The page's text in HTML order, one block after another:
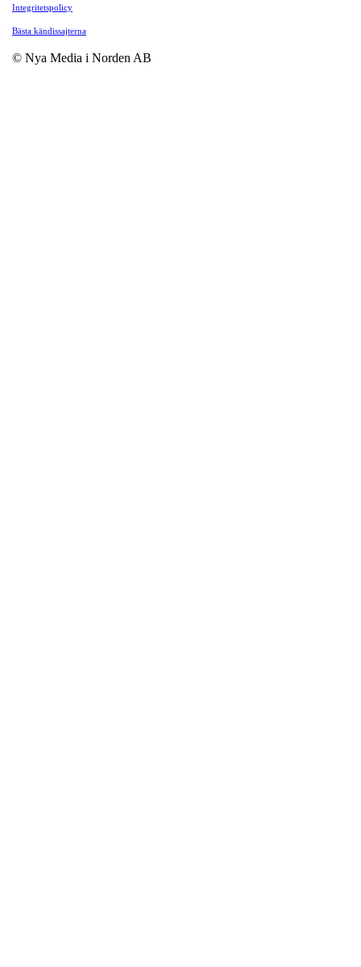
Integritetspolicy
Bästa kändissajterna
© Nya Media i Norden AB